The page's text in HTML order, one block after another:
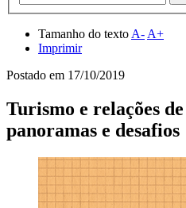
Tamanho do texto A- A+
Imprimir
Postado em 17/10/2019
Turismo e relações
panoramas e desafios